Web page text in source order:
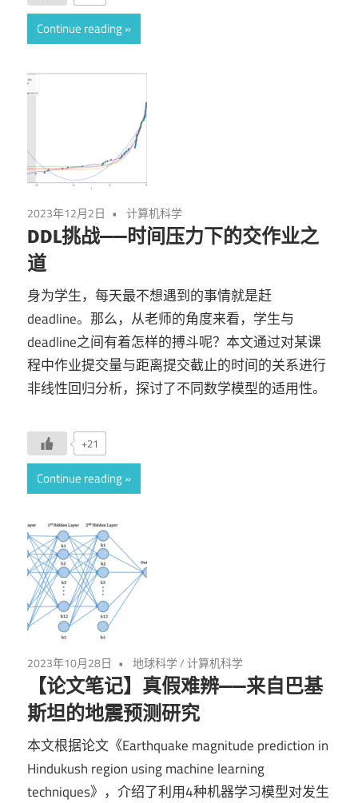
Continue reading
2023年12月2日 计算机科学
DDL挑战——时间压力下的交作业之
道
身为学生，每天最不想遇到的事情就是赶
deadline。那么，从老师的角度来看，学生与
deadline之间有着怎样的搏斗呢？本文通过对某课
程中作业提交量与距离提交截止的时间的关系进行
非线性回归分析，探讨了不同数学模型的适用性。
+21
Continue reading
2023年10月28日 地球科学/计算机科学
【论文笔记】真假难辨——来自巴基
斯坦的地震预测研究
本文根据论文《Earthquake magnitude prediction in
Hindukush region using machine learning
techniques》，介绍了利用4种机器学习模型对发生